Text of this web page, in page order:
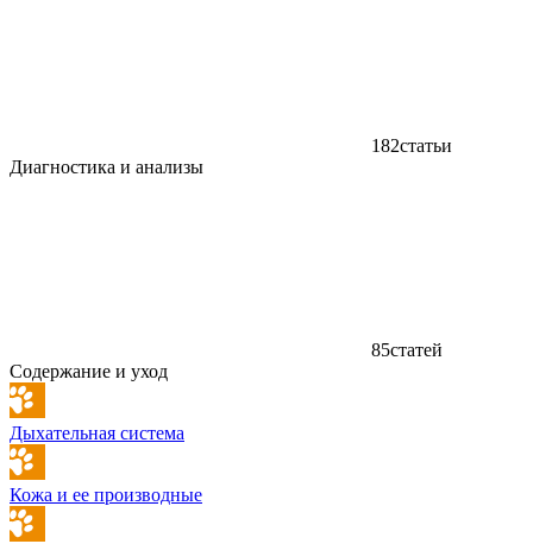
182статьи
Диагностика и анализы
85статей
Содержание и уход
Дыхательная система
Кожа и ее производные